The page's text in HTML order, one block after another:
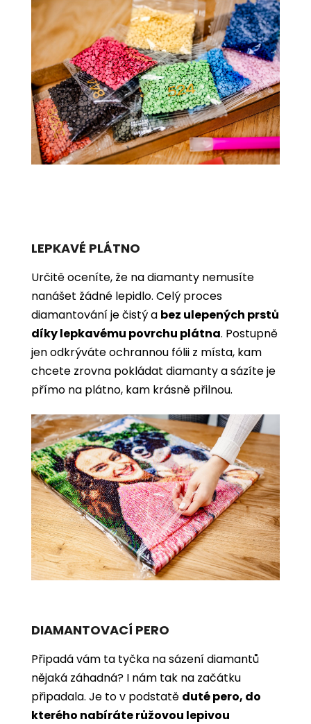
LEPKAVÉ PLÁTNO
Určitě oceníte, že na diamanty nemusíte
nanášet žádné lepidlo. Celý proces
diamantování je čistý a bez ulepených prstů
díky lepkavému povrchu plátna. Postupně
jen odkrýváte ochrannou fólii z místa, kam
chcete zrovna pokládat diamanty a sázíte je
přímo na plátno, kam krásně přilnou.
DIAMANTOVACÍ PERO
Připadá vám ta tyčka na sázení diamantů
nějaká záhadná? I nám tak na začátku
připadala. Je to v podstatě duté pero, do
kterého nabíráte růžovou lepivou